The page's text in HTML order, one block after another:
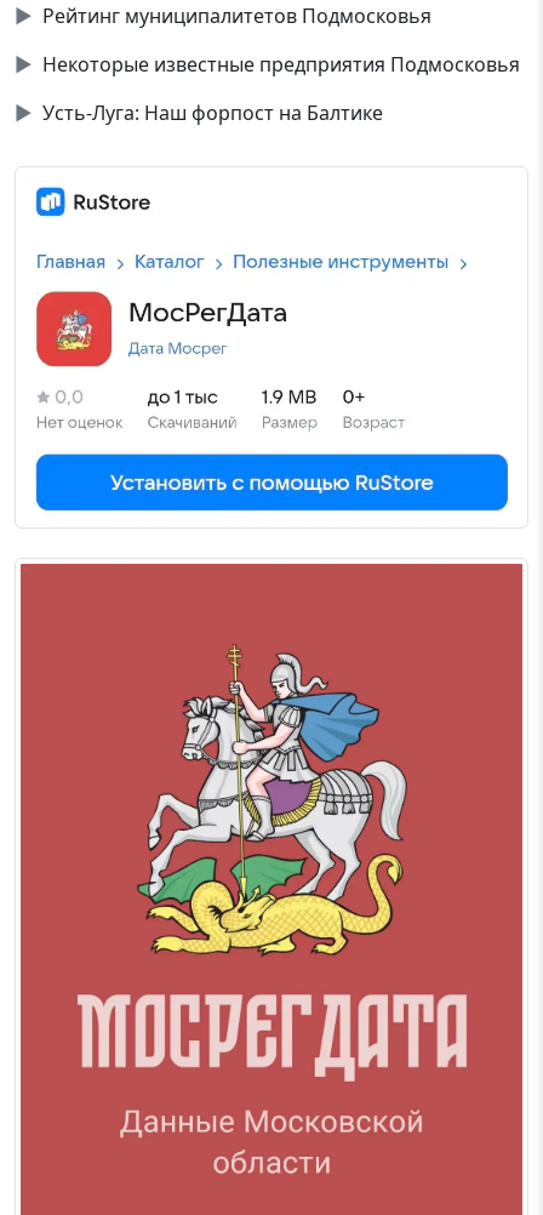
▶ Рейтинг муниципалитетов Подмосковья
▶ Некоторые известные предприятия Подмосковья
▶ Усть-Луга: Наш форпост на Балтике